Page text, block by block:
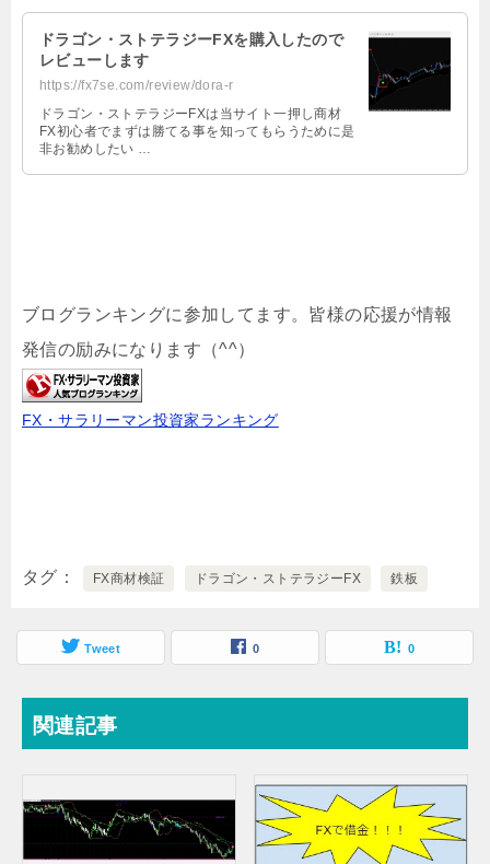
ドラゴン・ストテラジーFXを購入したので
レビューします
https://fx7se.com/review/dora-r
ドラゴン・ストテラジーFXは当サイト一押し商材
FX初心者でまずは勝てる事を知ってもらうために是
非お勧めしたい …
ブログランキングに参加してます。皆様の応援が情報
発信の励みになります（^^）
FX・サラリーマン投資家ランキング
タグ FX商材検証 ドラゴン・ストテラジーFX 鉄板
Tweet 0 0
関連記事